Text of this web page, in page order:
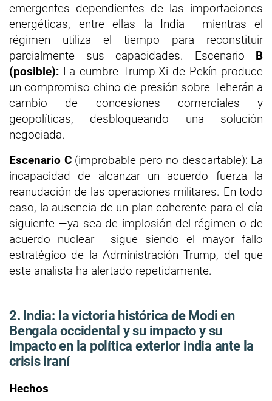
emergentes dependientes de las importaciones
energéticas, entre ellas la India— mientras el
régimen utiliza el tiempo para reconstituir
parcialmente sus capacidades. Escenario B
(posible): La cumbre Trump-Xi de Pekín produce
un compromiso chino de presión sobre Teherán a
cambio de concesiones comerciales y
geopolíticas, desbloqueando una solución
negociada.
Escenario C(improbable pero no descartable): La
incapacidad de alcanzar un acuerdo fuerza la
reanudación de las operaciones militares. En todo
caso, la ausencia de un plan coherente para el día
siguiente —ya sea de implosión del régimen o de
acuerdo nuclear— sigue siendo el mayor fallo
estratégico de la Administración Trump, del que
este analista ha alertado repetidamente.
2. India: la victoria histórica de Modi en
Bengala occidental y su impacto y su
impacto en la política exterior india ante la
crisis iraní
Hechos